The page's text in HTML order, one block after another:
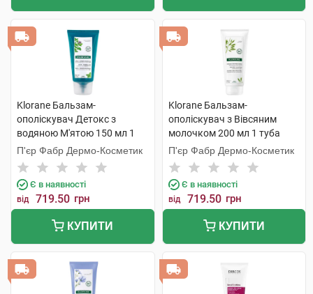
Klorane Бальзам-
ополіскувач Детокс з
водяною М'ятою 150 мл 1
туба
П'єр Фабр Дермо-Косметик
Є в наявності
від 719.50 грн
КУПИТИ
Klorane Бальзам-
ополіскувач з Вівсяним
молочком 200 мл 1 туба
П'єр Фабр Дермо-Косметик
Є в наявності
від 719.50 грн
КУПИТИ